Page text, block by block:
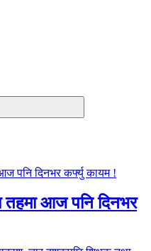
तहमा आज पनि दिनभर